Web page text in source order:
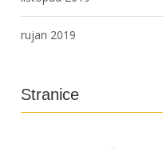
rujan 2019
Stranice